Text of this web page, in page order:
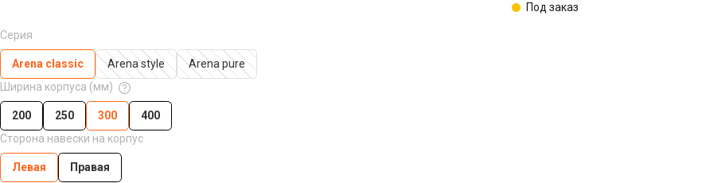
Серия
Arena classic Arena style
Arena pure
Ширина корпуса (мм)
200 250 300
400
Сторона навески на корпус
Левая
Правая
Под заказ